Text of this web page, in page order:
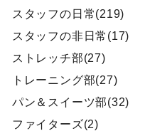
スタッフの日常(219)
スタッフの非日常(17)
ストレッチ部(27)
トレーニング部(27)
パン＆スイーツ部(32)
ファイターズ(2)